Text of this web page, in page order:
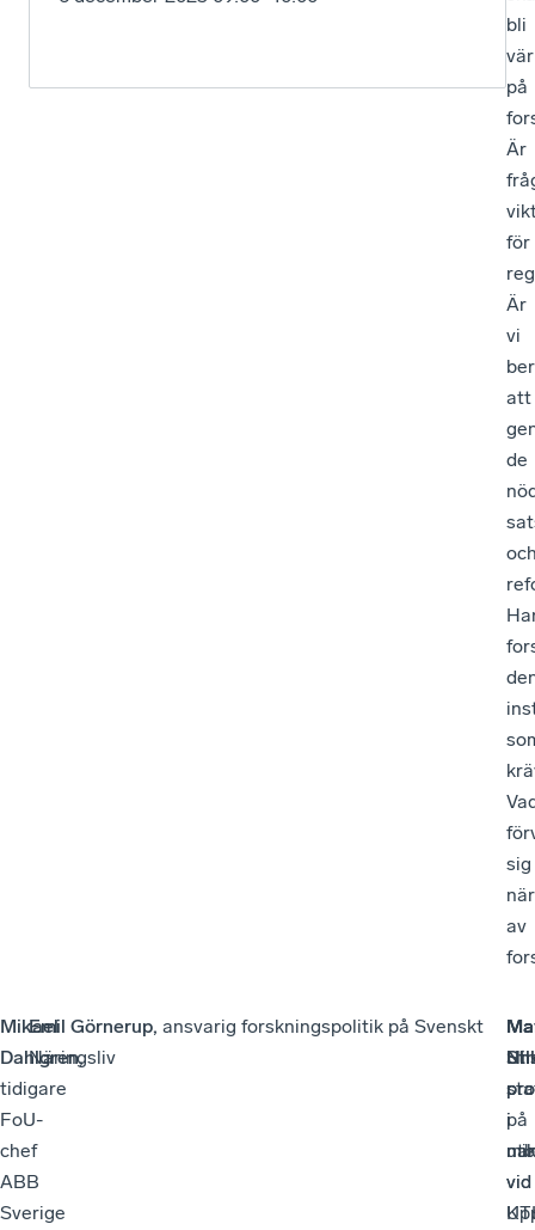
bli
på
Är
för
Är
vi
att
de
sig
av
Mikael
Dahlgren,
tidigare
FoU-
chef
ABB
Sverige
Emil Görnerup, ansvarig forskningspolitik på Svenskt
Näringsliv
på
i
vid
i
vid